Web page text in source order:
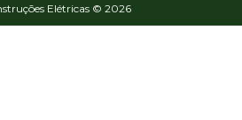
Elétricas © 2026